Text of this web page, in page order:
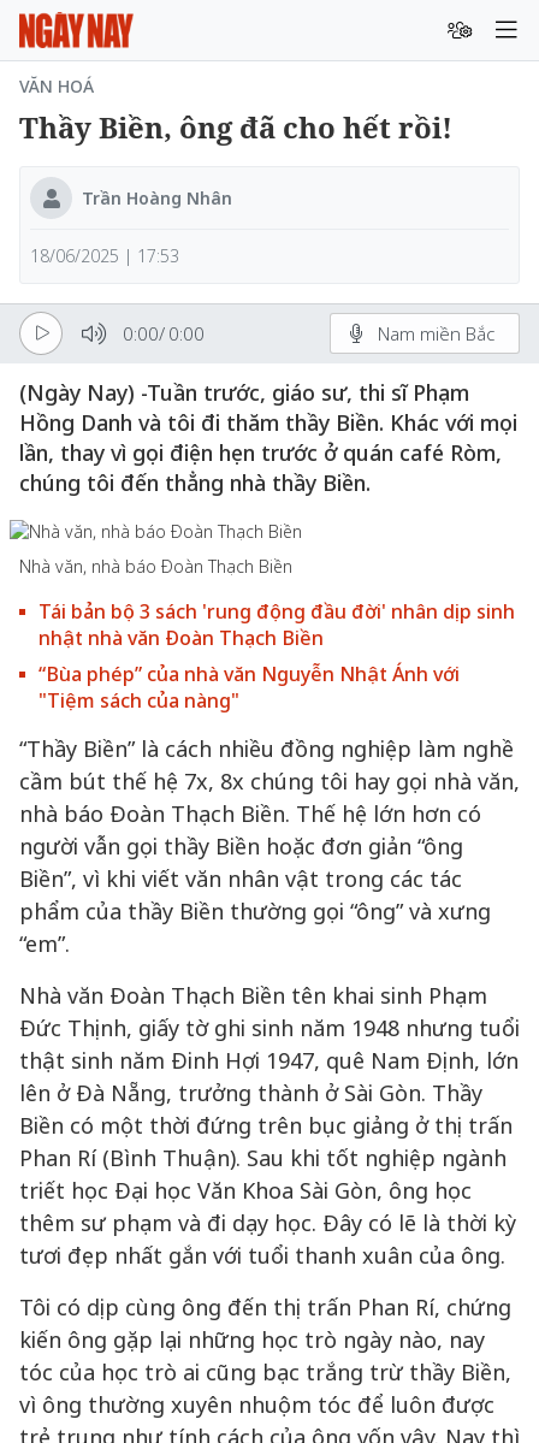
VĂN HOÁ
Thầy Biền, ông đã cho hết rồi!
Trần Hoàng Nhân
18/06/2025 | 17:53
0:00/ 0:00 Nam miền Bắc
(Ngày Nay) -Tuần trước, giáo sư, thi sĩ Phạm
Hồng Danh và tôi đi thăm thầy Biền. Khác với mọi
lần, thay vì gọi điện hẹn trước ở quán café Ròm,
chúng tôi đến thẳng nhà thầy Biền.
Nhà văn, nhà báo Đoàn Thạch Biền
Tái bản bộ 3 sách 'rung động đầu đời' nhân dịp sinh
nhật nhà văn Đoàn Thạch Biền
“Bùa phép” của nhà văn Nguyễn Nhật Ánh với
"Tiệm sách của nàng"
“Thầy Biền” là cách nhiều đồng nghiệp làm nghề
cầm bút thế hệ 7x, 8x chúng tôi hay gọi nhà văn,
nhà báo Đoàn Thạch Biền. Thế hệ lớn hơn có
người vẫn gọi thầy Biền hoặc đơn giản “ông
Biền”, vì khi viết văn nhân vật trong các tác
phẩm của thầy Biền thường gọi “ông” và xưng
“em”.
Nhà văn Đoàn Thạch Biền tên khai sinh Phạm
Đức Thịnh, giấy tờ ghi sinh năm 1948 nhưng tuổi
thật sinh năm Đinh Hợi 1947, quê Nam Định, lớn
lên ở Đà Nẵng, trưởng thành ở Sài Gòn. Thầy
Biền có một thời đứng trên bục giảng ở thị trấn
Phan Rí (Bình Thuận). Sau khi tốt nghiệp ngành
triết học Đại học Văn Khoa Sài Gòn, ông học
thêm sư phạm và đi dạy học. Đây có lẽ là thời kỳ
tươi đẹp nhất gắn với tuổi thanh xuân của ông.
Tôi có dịp cùng ông đến thị trấn Phan Rí, chứng
kiến ông gặp lại những học trò ngày nào, nay
tóc của học trò ai cũng bạc trắng trừ thầy Biền,
vì ông thường xuyên nhuộm tóc để luôn được
trẻ trung như tính cách của ông vốn vậy. Nay thì